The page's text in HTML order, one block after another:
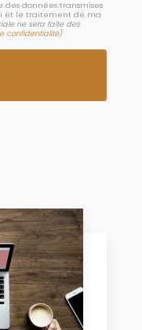
des données transmises
et le traitement de ma
ne sera faite des
confidentialité)